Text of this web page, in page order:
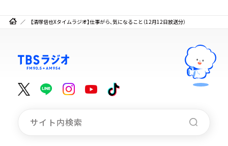
【清塚信也Xタイムラジオ】仕事がら、気になること（12月12日放送分）